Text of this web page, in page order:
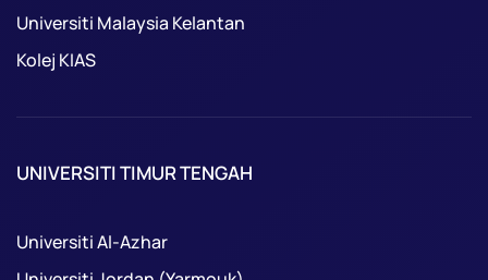
Universiti Malaysia Kelantan
Kolej KIAS
UNIVERSITI TIMUR TENGAH
Universiti Al-Azhar